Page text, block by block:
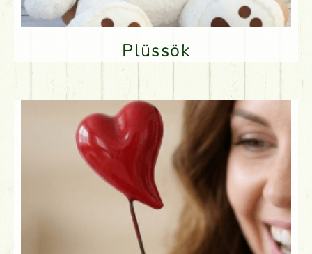
Plüssök